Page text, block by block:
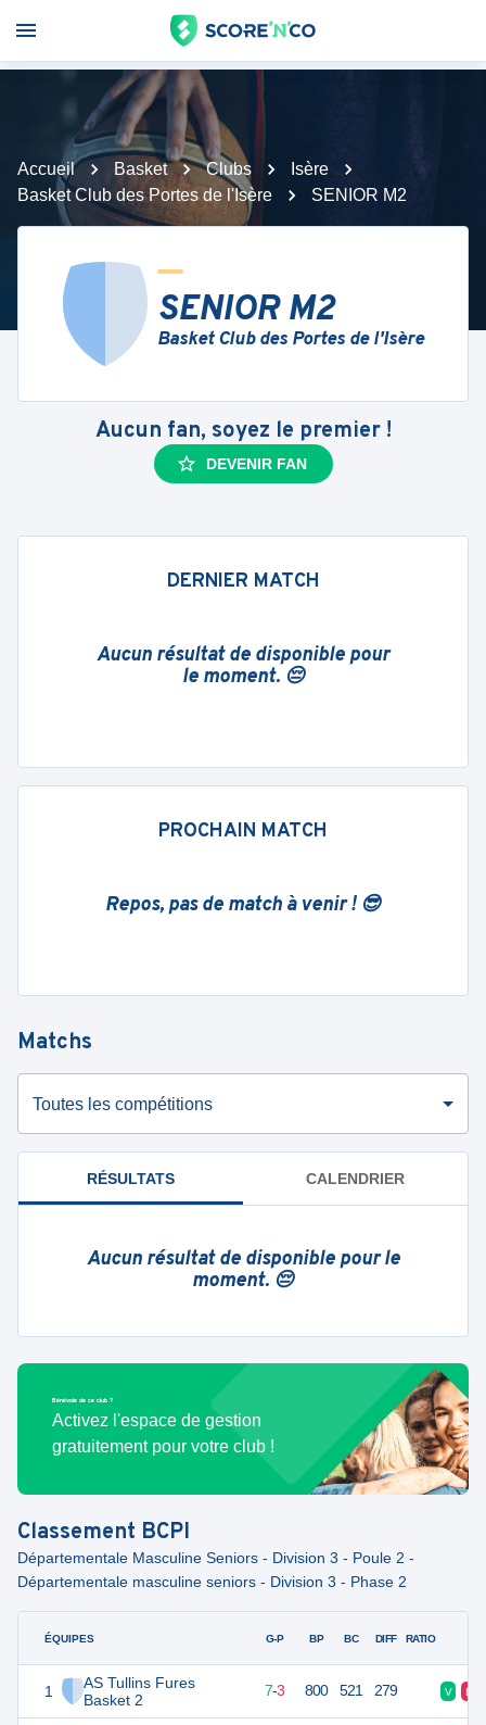
Accueil Basket Clubs
Isère
Basket Club des Portes de l'Isère
SENIOR M2
SENIOR M2
Basket Club des Portes de l'Isère
Aucun fan, soyez le premier !
DEVENIR FAN
DERNIER MATCH
Aucun résultat de disponible pour
le moment. 😔
PROCHAIN MATCH
Repos, pas de match à venir ! 😎
Matchs
Toutes les compétitions
RÉSULTATS CALENDRIER
Aucun résultat de disponible pour le
moment. 😔
Bénévole de ce club ?
Activez l'espace de gestion
gratuitement pour votre club !
Classement BCPI
Départementale Masculine Seniors - Division 3 - Poule 2 -
Départementale masculine seniors - Division 3 - Phase 2
ÉQUIPES
1
AS Tullins Fures
Basket 2
G-P BP BC DIFF RATIO
17 7-3 800 521 279 V D